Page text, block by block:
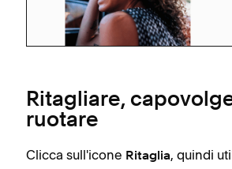
Ritagliare,
ruotare
Clicca sull'icone Ritaglia, quindi